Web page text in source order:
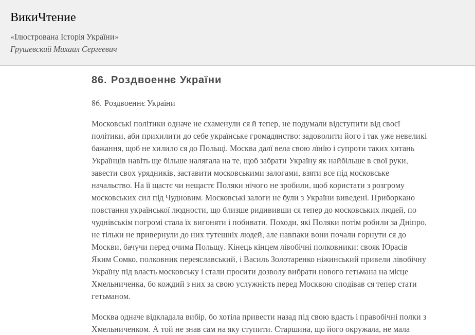
ВикиЧтение
«Ілюстрована Історія України»
Грушевский Михаил Сергеевич
86. Роздвоеннє України
86. Роздвоеннє України
Московські політики одначе не схаменули ся й тепер, не подумали відступити від своєї
політики, аби прихилити до себе українське громадянство: задоволити його і так уже невеликі
бажання, щоб не хилило ся до Польщі. Москва далї вела свою лїнїю і супроти таких хитань
Українців навіть ще більше налягала на те, щоб забрати Україну як найбільше в свої руки,
завести свох урядників, заставити московськими залогами, взяти все під московське
начальство. На її щастє чи нещастє Поляки нічого не зробили, щоб користати з розгрому
московських сил під Чудновим. Московські залоги не були з України виведені. Приборкано
повстання української людности, що близше ридививши ся тепер до московських людей, по
чуднівськім погромі стала їх вигоняти і побивати. Походи, які Поляки потім робили за Дніпро,
не тільки не привернули до них тутешніх людей, але навпаки вони почали горнути ся до
Москви, бачучи перед очима Польщу. Кінець кінцем лівобічні полковники: свояк Юрасів
Яким Сомко, полковник переяславський, і Василь Золотаренко ніжинський привели лівобічну
Україну під власть московську і стали просити дозволу вибрати нового гетьмана на місце
Хмельниченка, бо кождий з них за свою услужність перед Москвою сподівав ся тепер стати
гетьманом.
Москва одначе відкладала вибір, бо хотіла привести назад під свою вдасть і правобічні полки з
Хмельниченком. А той не знав сам на яку ступити. Старшина, що його окружала, не мала